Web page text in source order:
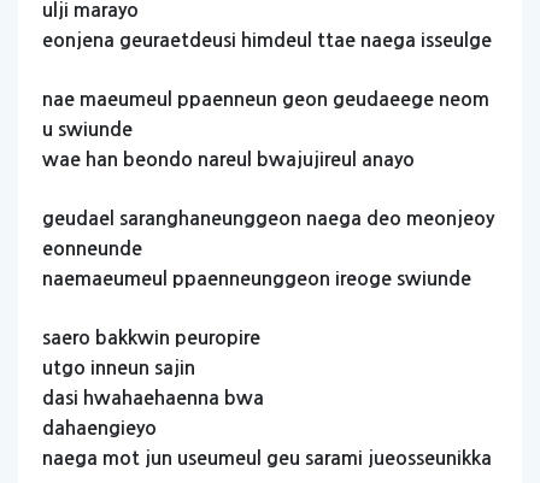
ulji marayo
eonjena geuraetdeusi himdeul ttae naega isseulge
nae maeumeul ppaenneun geon geudaeege neom
u swiunde
wae han beondo nareul bwajujireul anayo
geudael saranghaneunggeon naega deo meonjeoy
eonneunde
naemaeumeul
ppaenneunggeon ireoge swiunde
saero bakkwin peuropire
utgo inneun sajin
dasi hwahaehaenna bwa
dahaengieyo
naega mot jun useumeul geu sarami jueosseunikka